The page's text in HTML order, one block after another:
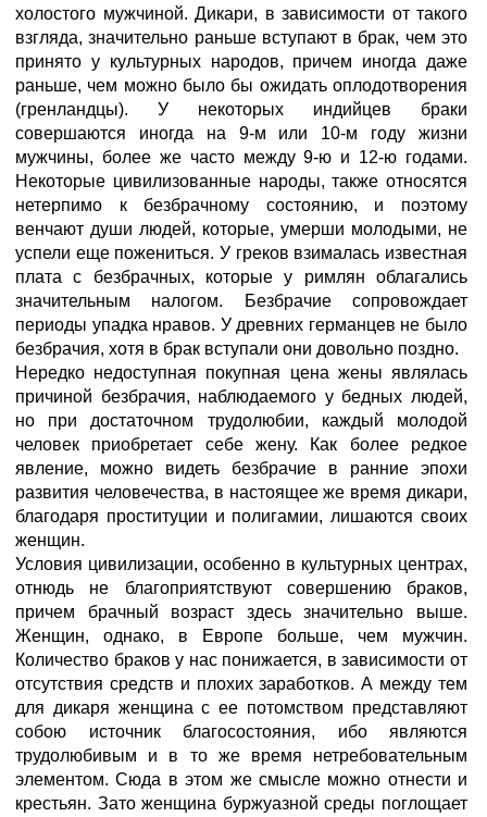
холостого мужчиной. Дикари, в зависимости от такого
взгляда, значительно раньше вступают в брак, чем это
принято у культурных народов, причем иногда даже
раньше, чем можно было бы ожидать оплодотворения
(гренландцы). У некоторых индийцев браки
совершаются иногда на 9-м или 10-м году жизни
мужчины, более же часто между 9-ю и 12-ю годами.
Некоторые цивилизованные народы, также относятся
нетерпимо к безбрачному состоянию, и поэтому
венчают души людей, которые, умерши молодыми, не
успели еще пожениться. У греков взималась известная
плата с безбрачных, которые у римлян облагались
значительным налогом. Безбрачие сопровождает
периоды упадка нравов. У древних германцев не было
безбрачия, хотя в брак вступали они довольно поздно.
Нередко недоступная покупная цена жены являлась
причиной безбрачия, наблюдаемого у бедных людей,
но при достаточном трудолюбии, каждый молодой
человек приобретает себе жену. Как более редкое
явление, можно видеть безбрачие в ранние эпохи
развития человечества, в настоящее же время дикари,
благодаря проституции и полигамии, лишаются своих
женщин.
Условия цивилизации, особенно в культурных центрах,
отнюдь не благоприятствуют совершению браков,
причем брачный возраст здесь значительно выше.
Женщин, однако, в Европе больше, чем мужчин.
Количество браков у нас понижается, в зависимости от
отсутствия средств и плохих заработков. А между тем
для дикаря женщина с ее потомством представляют
собою источник благосостояния, ибо являются
трудолюбивым и в то же время нетребовательным
элементом. Сюда в этом же смысле можно отнести и
крестьян. Зато женщина буржуазной среды поглощает